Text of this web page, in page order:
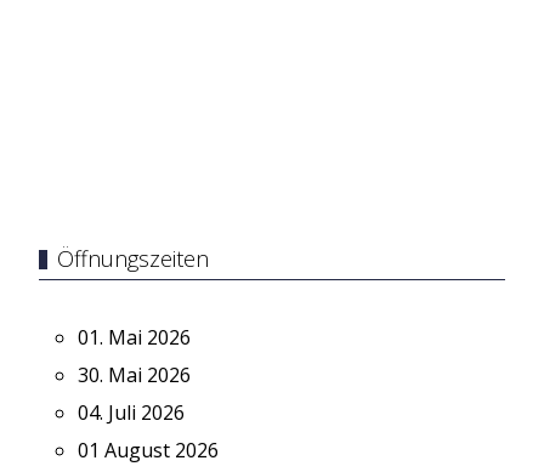
Öffnungszeiten
01. Mai 2026
30. Mai 2026
04. Juli 2026
01 August 2026